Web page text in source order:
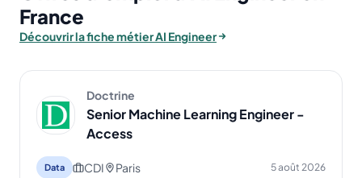
France
Découvrir la fiche métier AI Engineer
Doctrine
Senior Machine Learning Engineer -
Access
Data CDI Paris 5 août 2026